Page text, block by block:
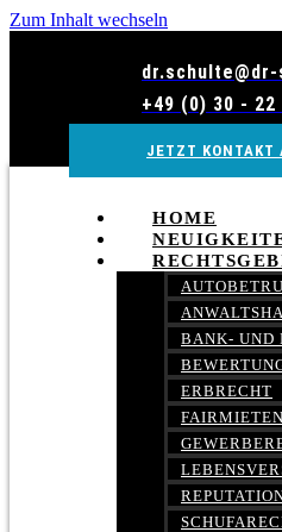
Zum Inhalt wechseln
+49 (0) 30 - 22
JETZT KONTAKT
HOME
BANK- UND
ERBRECHT